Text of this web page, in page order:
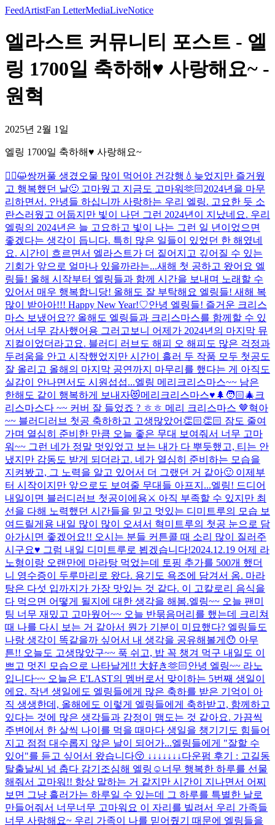
FeedArtistFan LetterMediaLiveNotice
엘라스트 커뮤니티 포스트 - 엘
링 1700일 축하해♥ 사랑해요~ -
원혁
2025년 2월 1일
엘링 1700일 축하해♥ 사랑해요~
🙇‍♂️😺쌍꺼풀 생겼오물 많이 먹어야 건강행💧 늦었지만 즐거웠
고 행복했던 날🙂 고마웠고 지금도 고마워🫶🏻2024년을 마무
리하면서. 안녕들 하십니까 사랑하는 우리 엘링. 고요한 듯 소
란스러웠고 어둡지만 빛이 나던 그런 2024년이 지났네요. 우리
엘링의 2024년은 늘 고요하고 빛이 나는 그런 일 년이었으면
좋겠다는 생각이 듭니다. 특히 많은 일들이 있었던 한 해였네
요. 시간이 흐르면서 엘라스트가 더 짙어지고 깊어질 수 있는
기회가 앞으로 얼마나 있을까라는...새해 첫 공하고 왔어요 엘
링들! 올해 시작부터 엘링들과 함께 시간을 보내며 노래할 수
있어서 매우 행복합니당! 올해도 잘 부탁해요 엘링들! 새해 복
많이 받아아!!! Happy New Year!♡안녕 엘링들! 즐거운 크리스
마스 보냈어요?? 올해도 엘링들과 크리스마스를 함께할 수 있
어서 너무 감사했어용 그러고보니 어제가 2024년의 마지막 뮤
지컬이었더라고요. 블러디 러브도 해피 오 해피도 많은 걱정과
두려움을 안고 시작했었지만 시간이 흘러 두 작품 모두 첫공도
잘 올리고 올해의 마지막 공연까지 마무리를 했다는 게 아직도
실감이 안나면서도 시원섭섭...엘링 메리크리스마스~~ 남은
한해도 같이 행복하게 보내자😻메리크리스마스♥️🌲🧑🏻‍🎄 크
리스마스다 ~~ 커버 잘 들었죠 ? ㅎㅎ 메리 크리스마스 🤎혁아
~~ 블러디러브 첫공 축하하고 고생많았어👏🏻👏🏻 잠도 줄여
가며 열심히 준비한 만큼 오늘 좋은 무대 보여줘서 너무 고마
워~~ 그런 네가 정말 멋있었고 보는 내가 다 뿌듯했고, 티는 안
냈지만 감동도 받게 되더라고. 네가 열심히 준비하는 모습을
지켜봤고, 그 노력을 알고 있어서 더 그랬던 거 같아🙂 이제부
터 시작이지만 앞으로도 보여줄 무대들 아프지...엘링! 드디어
내일이면 블러디러브 첫공이에용⚔️ 아직 부족할 수 있지만 최
선을 다해 노력했던 시간들을 믿고 멋있는 디미트루의 모습 보
여드릴게용 내일 많이 많이 오셔서 혁미트루의 첫공 눈으로 담
아가시면 좋겠어요!! 오시는 분들 커튼콜 때 소리 많이 질러주
시구요♥ 그럼 내일 디미트루로 뵙겠습니다!2024.12.19 어제 라
노형이랑 오랜만에 마라탕 먹었는데 토핑 추가를 500개 했더
니 영수증이 두루마리로 왔다. 용기도 욕조에 담겨서 옴. 마라
탕은 다섯 입까지가 가장 맛있는 것 같다. 이 고칼로리 음식을
다 먹으면 어떻게 될지에 대한 생각을 해봄.엘링~~ 오늘 팬미
팅 너무 재밌고 고마웠어~~ 오늘 반묶음머리를 했는데 크리쳐
때 나를 다시 보는 거 같아서 뭔가 기분이 미묘했다? 엘링들도
나랑 생각이 똑같을까 싶어서 내 생각을 공유해볼게😯 아무
튼!! 오늘도 고생많았구~~ 푹 쉬고, 밥 꼭 챙겨 먹구 내일도 이
쁘고 멋진 모습으로 나타날게!! 大好き🫶🏻안녕 엘링~~ 라노
입니다~~ 오늘은 E'LAST의 멤버로서 맞이하는 5번째 생일이
에요. 작년 생일에도 엘링들에게 많은 축하를 받은 기억이 아
직 생생한데, 올해에도 이렇게 엘링들에게 축하받고, 함께하고
있다는 것에 많은 생각들과 감정이 맴도는 것 같아요. 가끔씩
주변에서 한 살씩 나이를 먹을 때마다 생일을 챙기기도 힘들어
지고 점점 대수롭지 않은 날이 되어가...엘링들에게 "잘할 수
있어"를 듣고 싶어서 왔습니다😚 ↓↓↓↓↓↓↓다운펌 후기 : 고길동
탈출날씨 넘 춥다 감기조심해 엘링☺️ 너무 행복한 하루를 선물
해줘서 고마워!! 항상 말하는 거 같지만 시간이 지나면서 어찌
보면 그냥 흘러가는 하루일 수 있는데 그 하루를 특별한 날로
만들어줘서 너무너무 고마워요 이 자리를 빌려서 우리 가족들
너무 사랑해요~ 우리 가족이 나를 믿어줬기 때문에 엘링들을